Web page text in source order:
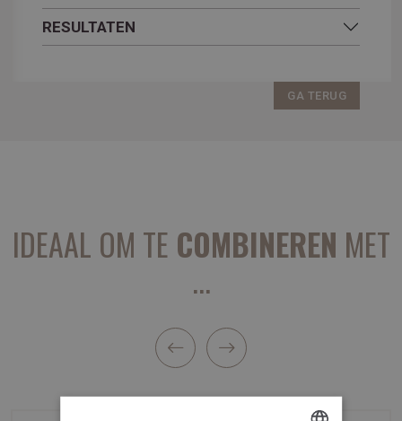
RESULTATEN
GA TERUG
IDEAAL OM TE COMBINEREN MET
...